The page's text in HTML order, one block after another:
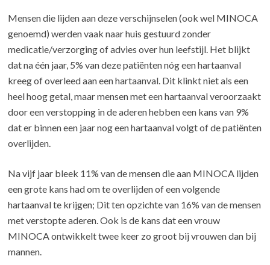
Mensen die lijden aan deze verschijnselen (ook wel MINOCA
genoemd) werden vaak naar huis gestuurd zonder
medicatie/verzorging of advies over hun leefstijl. Het blijkt
dat na één jaar, 5% van deze patiënten nóg een hartaanval
kreeg of overleed aan een hartaanval. Dit klinkt niet als een
heel hoog getal, maar mensen met een hartaanval veroorzaakt
door een verstopping in de aderen hebben een kans van 9%
dat er binnen een jaar nog een hartaanval volgt of de patiënten
overlijden.
Na vijf jaar bleek 11% van de mensen die aan MINOCA lijden
een grote kans had om te overlijden of een volgende
hartaanval te krijgen; Dit ten opzichte van 16% van de mensen
met verstopte aderen. Ook is de kans dat een vrouw
MINOCA ontwikkelt twee keer zo groot bij vrouwen dan bij
mannen.